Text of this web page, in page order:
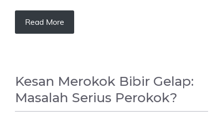
Read More
Kesan Merokok Bibir Gelap:
Masalah Serius Perokok?